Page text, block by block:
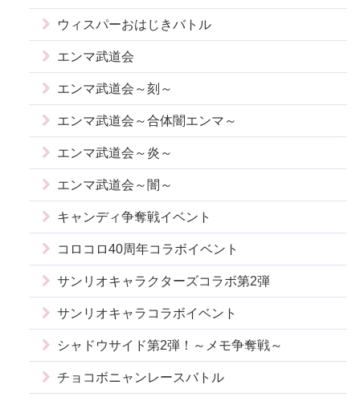
ウィスパーおはじきバトル
エンマ武道会
エンマ武道会～刻～
エンマ武道会～合体闇エンマ～
エンマ武道会～炎～
エンマ武道会～闇～
キャンディ争奪戦イベント
コロコロ40周年コラボイベント
サンリオキャラクターズコラボ第2弾
サンリオキャラコラボイベント
シャドウサイド第2弾！～メモ争奪戦～
チョコボニャンレースバトル